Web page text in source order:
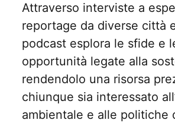
Attraverso interviste a
reportage da diverse città
podcast esplora le sfide e
opportunità legate alla
rendendolo una risorsa
chiunque sia interessato
ambientale e alle politiche